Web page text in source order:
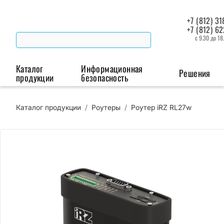
+7 (812)
+7 (812)
с 9.30 до
Каталог
продукции
Беспроводная связь
Промышленные
Промышленная автоматизация
Информационная
безопасность Решения
Каталог продукции / Роутеры / Роутер iRZ RL27w